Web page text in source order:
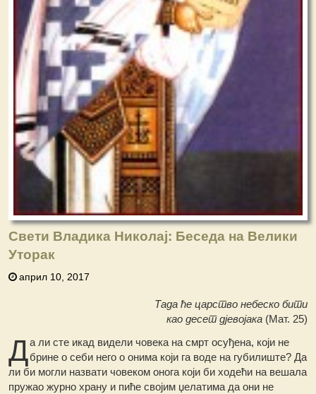
Свети Владика Николај: Беседа на Велики
Уторак
април 10, 2017
Тада ће царство небеско бити
као десет дјевојака(Мат. 25)
Да ли сте икад видели човека на смрт осуђена, који не
брине о себи него о онима који га воде на губилиште? Да
ли би могли назвати човеком онога који би ходећи на вешала
пружао журно храну и пиће својим џелатима да они не